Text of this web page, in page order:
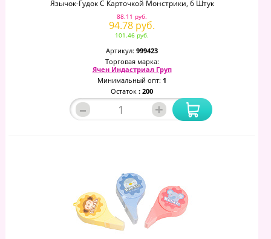
Язычок-Гудок С Карточкой Монстрики, 6 Штук
88.11 руб.
94.78 руб.
101.46 руб.
Артикул: 999423
Торговая марка:
Ячен Индастриал Груп
Минимальный опт: 1
Остаток : 200
– +